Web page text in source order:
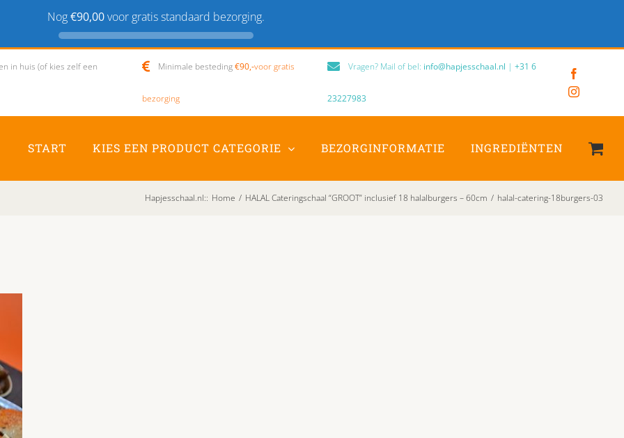
Nog€90,00voor gratis standaard bezorging.
in huis (of kies zelf een Minimale besteding€90,-voor gratis
bezorging
Vragen? Mail of bel: info@hapjesschaal.nl |+31 6
23227983
Instagram
START KIES EEN PRODUCT CATEGORIE BEZORGINFORMATIE INGREDIËNTEN
Hapjesschaal.nl:: Home / HALAL Cateringschaal “GROOT” inclusief 18 halalburgers – 60cm / halal-catering-18burgers-03